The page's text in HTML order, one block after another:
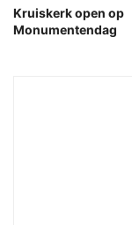
Kruiskerk open op
Monumentendag